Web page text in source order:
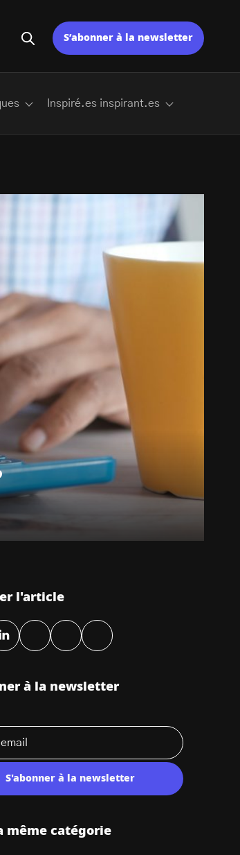
l'article
à la newsletter
S'abonner à la newsletter
même catégorie
S’abonner à la newsletter
Inspiré.es inspirant.es